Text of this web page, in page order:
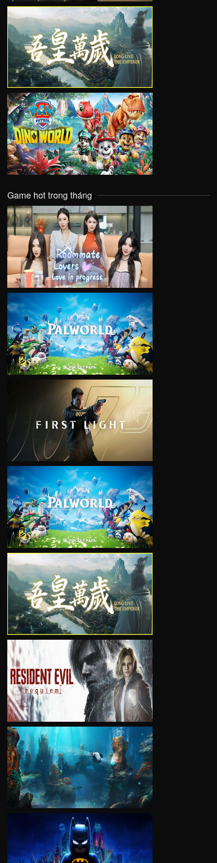
VIEW
VIEW
Game hot trong tháng
VIEW
VIEW
VIEW
VIEW
VIEW
VIEW
VIEW
VIEW